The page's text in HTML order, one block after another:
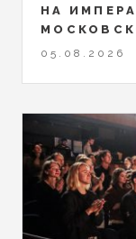
НА
05.08.2026